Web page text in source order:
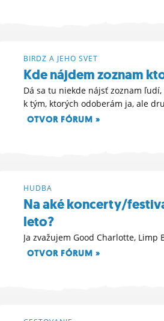
BIRDZ A JEHO SVET
Kde nájdem zoznam
Dá sa tu niekde nájsť zoznam
k tým, ktorých odoberám ja, ale
OTVOR FÓRUM »
HUDBA
Na aké koncerty/
leto?
Ja zvažujem Good Charlotte, Limp
OTVOR FÓRUM »